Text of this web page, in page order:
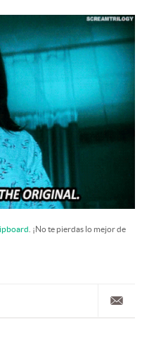
. ¡No te pierdas lo mejor de